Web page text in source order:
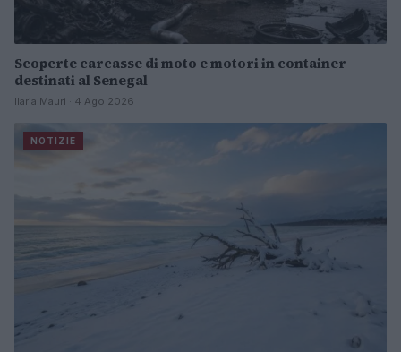
Scoperte carcasse di moto e motori in container
destinati al Senegal
Ilaria Mauri · 4 Ago 2026
NOTIZIE